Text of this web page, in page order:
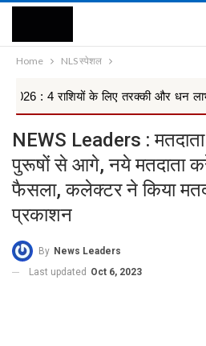
Home NLS स्पेशल
के लिए तरक्की और धन लाभ, किस्मत
NEWS Leaders :
पुरूषों से आगे, नये मतदाता
फैसला, कलेक्टर ने किया
प्रकाशन
By News Leaders
Last updated Oct 6, 2023